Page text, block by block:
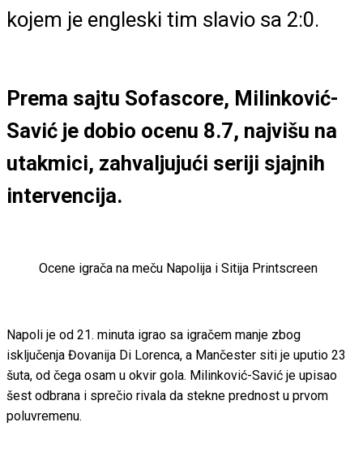
kojem je engleski tim slavio sa 2:0.
Prema sajtu Sofascore, Milinković-
Savić je dobio ocenu 8.7, najvišu na
utakmici, zahvaljujući seriji sjajnih
intervencija.
Ocene igrača na meču Napolija i Sitija Printscreen
Napoli je od 21. minuta igrao sa igračem manje zbog
isključenja Đovanija Di Lorenca, a Mančester siti je uputio 23
šuta, od čega osam u okvir gola. Milinković-Savić je upisao
šest odbrana i sprečio rivala da stekne prednost u prvom
poluvremenu.